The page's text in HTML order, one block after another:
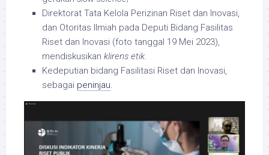
Direktorat Tata Kelola Perizinan Riset dan Inovasi,
dan Otoritas Ilmiah pada Deputi Bidang Fasilitas
Riset dan Inovasi (foto tanggal 19 Mei 2023),
mendiskusikan klirens etik.
Kedeputian bidang Fasilitasi Riset dan Inovasi,
sebagai peninjau.